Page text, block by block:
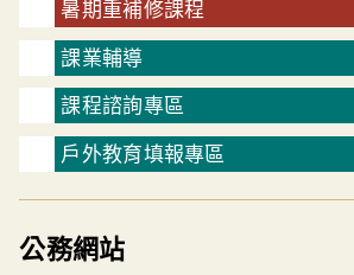
暑期重補修課程
課業輔導
課程諮詢專區
戶外教育填報專區
公務網站